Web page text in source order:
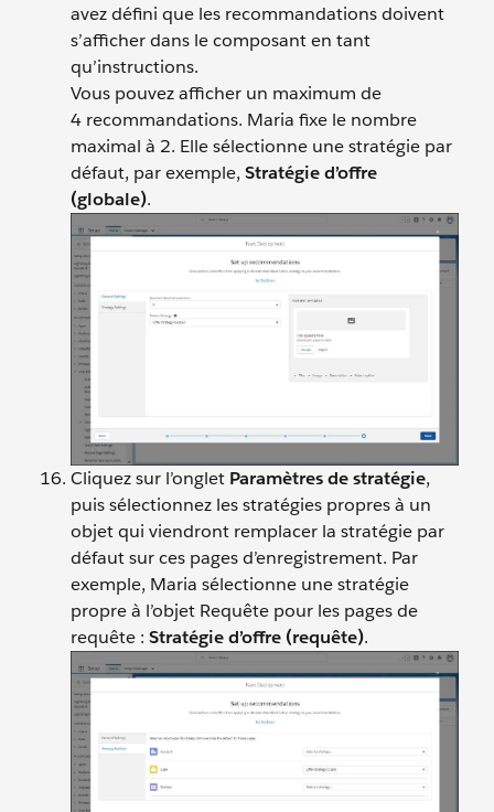
avez défini que les recommandations doivent
s’afficher dans le composant en tant
qu’instructions.
Vous pouvez afficher un maximum de
4 recommandations. Maria fixe le nombre
maximal à 2. Elle sélectionne une stratégie par
défaut, par exemple, Stratégie d’offre
(globale).
Cliquez sur l’onglet Paramètres de stratégie,
puis sélectionnez les stratégies propres à un
objet qui viendront remplacer la stratégie par
défaut sur ces pages d’enregistrement. Par
exemple, Maria sélectionne une stratégie
propre à l’objet Requête pour les pages de
requête : Stratégie d’offre (requête).